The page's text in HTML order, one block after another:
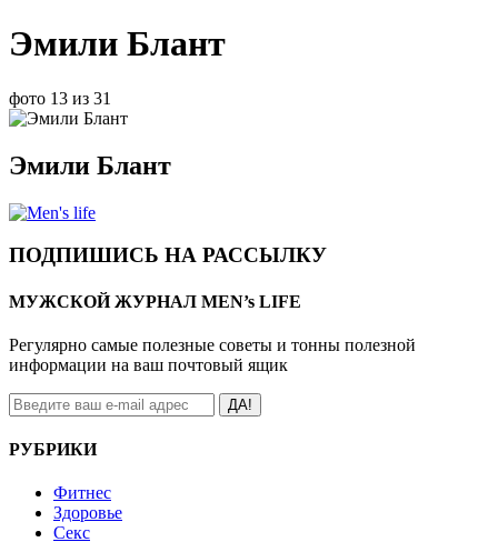
Эмили Блант
фото 13 из 31
Эмили Блант
ПОДПИШИСЬ НА РАССЫЛКУ
МУЖСКОЙ ЖУРНАЛ MEN’s LIFE
Регулярно самые полезные советы и тонны полезной
информации на ваш почтовый ящик
ДА!
РУБРИКИ
Фитнес
Здоровье
Секс